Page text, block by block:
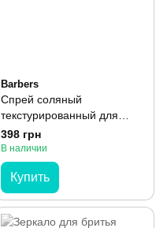
Barbers
Спрей соляный
текстурированный для
волос Barbers Sea Salt
Spray Miami 200 мл
398 грн
В наличии
Купить